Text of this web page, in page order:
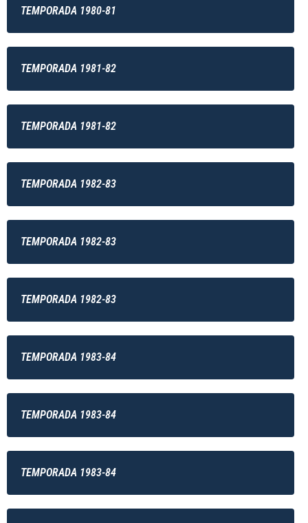
TEMPORADA 1980-81
TEMPORADA 1981-82
TEMPORADA 1981-82
TEMPORADA 1982-83
TEMPORADA 1982-83
TEMPORADA 1982-83
TEMPORADA 1983-84
TEMPORADA 1983-84
TEMPORADA 1983-84